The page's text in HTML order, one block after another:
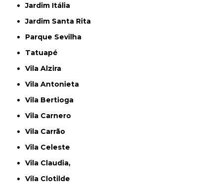
Jardim Itália
Jardim Santa Rita
Parque Sevilha
Tatuapé
Vila Alzira
Vila Antonieta
Vila Bertioga
Vila Carnero
Vila Carrão
Vila Celeste
Vila Claudia,
Vila Clotilde